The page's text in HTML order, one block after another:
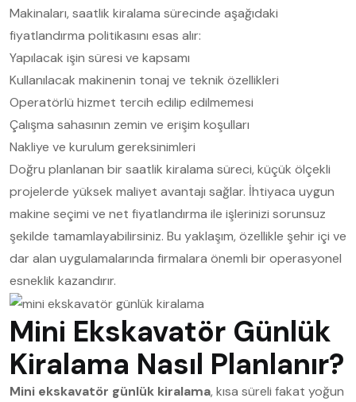
Makinaları, saatlik kiralama sürecinde aşağıdaki
fiyatlandırma politikasını esas alır:
Yapılacak işin süresi ve kapsamı
Kullanılacak makinenin tonaj ve teknik özellikleri
Operatörlü hizmet tercih edilip edilmemesi
Çalışma sahasının zemin ve erişim koşulları
Nakliye ve kurulum gereksinimleri
Doğru planlanan bir saatlik kiralama süreci, küçük ölçekli
projelerde yüksek maliyet avantajı sağlar. İhtiyaca uygun
makine seçimi ve net fiyatlandırma ile işlerinizi sorunsuz
şekilde tamamlayabilirsiniz. Bu yaklaşım, özellikle şehir içi ve
dar alan uygulamalarında firmalara önemli bir operasyonel
esneklik kazandırır.
Mini Ekskavatör Günlük
Kiralama Nasıl Planlanır?
Mini ekskavatör günlük kiralama, kısa süreli fakat yoğun